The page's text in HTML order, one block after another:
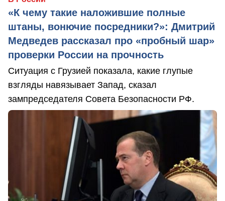
«К чему такие наложившие полные
штаны, вонючие посредники?»: Дмитрий
Медведев рассказал про «пробный шар»
проверки России на прочность
Ситуация с Грузией показала, какие глупые
взгляды навязывает Запад, сказал
зампредседателя Совета Безопасности РФ.